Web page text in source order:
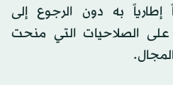
إطارياً به دون الرجوع إلى
على الصلاحيات التي منحت